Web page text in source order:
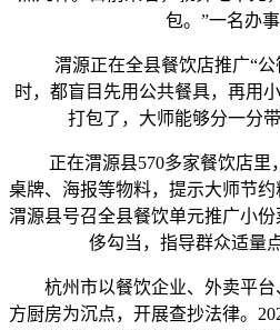
包。”一名办事
渭源正在全县餐饮店推广“公
时，都盲目先用公共餐具，再用
打包了，大师能够分一分
正在渭源县570多家餐饮店里
桌牌、海报等物料，提示大师节约
渭源县号召全县餐饮单元推广小
侈勾当，指导群众适量
杭州市以餐饮企业、外卖平台
方厨房为沉点，开展查抄法律。